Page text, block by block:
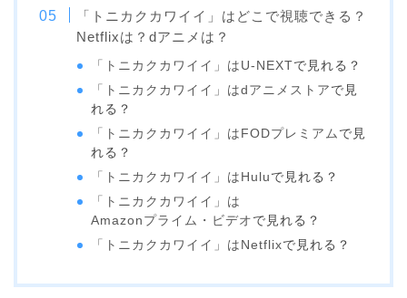
「トニカクカワイイ」はどこで視聴できる？
Netflixは？dアニメは？
「トニカクカワイイ」は U-NEXTで見れる？
「トニカクカワイイ」はdアニメストア で見
れる？
「トニカクカワイイ」は FODプレミアム で見
れる？
「トニカクカワイイ」は Hulu で見れる？
「トニカクカワイイ」は
Amazonプライム・ビデオ で見れる？
「トニカクカワイイ」は Netflixで見れる？